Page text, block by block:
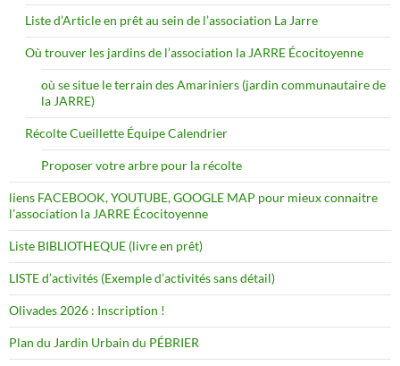
Liste d’Article en prêt au sein de l’association La Jarre
Où trouver les jardins de l’association la JARRE Écocitoyenne
où se situe le terrain des Amariniers (jardin communautaire de
la JARRE)
Récolte Cueillette Équipe Calendrier
Proposer votre arbre pour la récolte
liens FACEBOOK, YOUTUBE, GOOGLE MAP pour mieux connaitre
l’association la JARRE Écocitoyenne
Liste BIBLIOTHEQUE (livre en prêt)
LISTE d’activités (Exemple d’activités sans détail)
Olivades 2026 : Inscription !
Plan du Jardin Urbain du PÉBRIER